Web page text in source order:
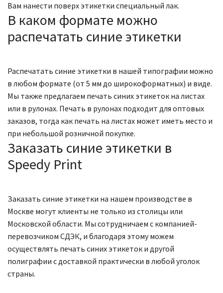
Вам нанести поверх этикетки специальный лак.
В каком формате можно
распечатать синие этикетки
Распечатать синие этикетки в нашей типографии можно
в любом формате (от 5 мм до широкоформатных) и виде.
Мы также предлагаем печать синих этикеток на листах
или в рулонах. Печать в рулонах подходит для оптовых
заказов, тогда как печать на листах может иметь место и
при небольшой розничной покупке.
Заказать синие этикетки в
Speedy Print
Заказать синие этикетки на нашем производстве в
Москве могут клиенты не только из столицы или
Московской области. Мы сотрудничаем с компанией-
перевозчиком СДЭК, и благодаря этому можем
осуществлять печать синих этикеток и другой
полиграфии с доставкой практически в любой уголок
страны.